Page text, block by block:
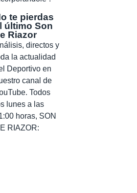
te pierdas
último Son
Riazor
directos y
la actualidad
Deportivo en
canal de
Todos
lunes a las
horas, SON
RIAZOR: